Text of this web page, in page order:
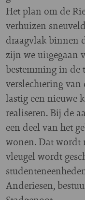
Het plan om de
verhuizen
draagvlak binnen
zijn we uitgegaan
bestemming in de
verslechtering
lastig een nieuwe
realiseren. Bij de
een deel van het
wonen. Dat wordt
vleugel wordt
Anderiesen,